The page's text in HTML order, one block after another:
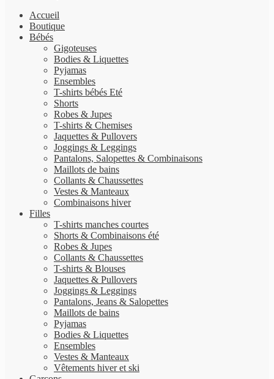
Accueil
Boutique
Bébés
Gigoteuses
Bodies & Liquettes
Pyjamas
Ensembles
T-shirts bébés Eté
Shorts
Robes & Jupes
T-shirts & Chemises
Jaquettes & Pullovers
Joggings & Leggings
Pantalons, Salopettes & Combinaisons
Maillots de bains
Collants & Chaussettes
Vestes & Manteaux
Combinaisons hiver
Filles
T-shirts manches courtes
Shorts & Combinaisons été
Robes & Jupes
Collants & Chaussettes
T-shirts & Blouses
Jaquettes & Pullovers
Joggings & Leggings
Pantalons, Jeans & Salopettes
Maillots de bains
Pyjamas
Bodies & Liquettes
Ensembles
Vestes & Manteaux
Vêtements hiver et ski